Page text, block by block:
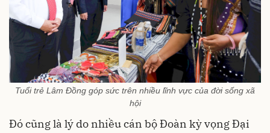
Tuổi trẻ Lâm Đồng góp sức trên nhiều lĩnh vực của đời sống xã
hội
Đó cũng là lý do nhiều cán bộ Đoàn kỳ vọng Đại